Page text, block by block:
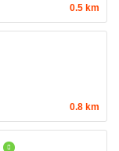
0.5 km
0.8 km